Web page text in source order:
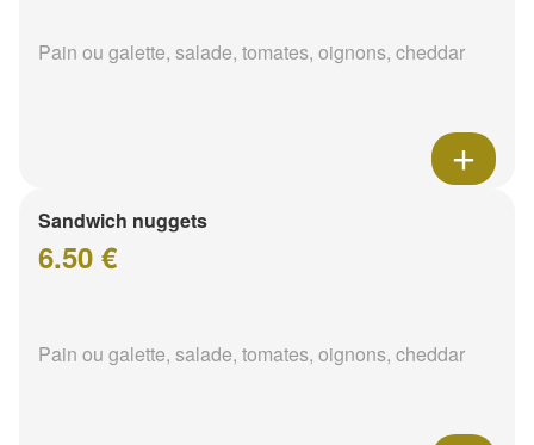
Pain ou galette, salade, tomates, oignons, cheddar
Sandwich nuggets
6.50 €
Pain ou galette, salade, tomates, oignons, cheddar